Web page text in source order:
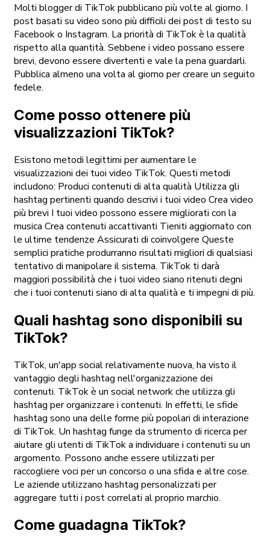
Molti blogger di TikTok pubblicano più volte al giorno. I
post basati su video sono più difficili dei post di testo su
Facebook o Instagram. La priorità di TikTok è la qualità
rispetto alla quantità. Sebbene i video possano essere
brevi, devono essere divertenti e vale la pena guardarli.
Pubblica almeno una volta al giorno per creare un seguito
fedele.
Come posso ottenere più
visualizzazioni TikTok?
Esistono metodi legittimi per aumentare le
visualizzazioni dei tuoi video TikTok. Questi metodi
includono: Produci contenuti di alta qualità Utilizza gli
hashtag pertinenti quando descrivi i tuoi video Crea video
più brevi I tuoi video possono essere migliorati con la
musica Crea contenuti accattivanti Tieniti aggiornato con
le ultime tendenze Assicurati di coinvolgere Queste
semplici pratiche produrranno risultati migliori di qualsiasi
tentativo di manipolare il sistema. TikTok ti darà
maggiori possibilità che i tuoi video siano ritenuti degni
che i tuoi contenuti siano di alta qualità e ti impegni di più.
Quali hashtag sono disponibili su
TikTok?
TikTok, un'app social relativamente nuova, ha visto il
vantaggio degli hashtag nell'organizzazione dei
contenuti. TikTok è un social network che utilizza gli
hashtag per organizzare i contenuti. In effetti, le sfide
hashtag sono una delle forme più popolari di interazione
di TikTok. Un hashtag funge da strumento di ricerca per
aiutare gli utenti di TikTok a individuare i contenuti su un
argomento. Possono anche essere utilizzati per
raccogliere voci per un concorso o una sfida e altre cose.
Le aziende utilizzano hashtag personalizzati per
aggregare tutti i post correlati al proprio marchio.
Come guadagna TikTok?